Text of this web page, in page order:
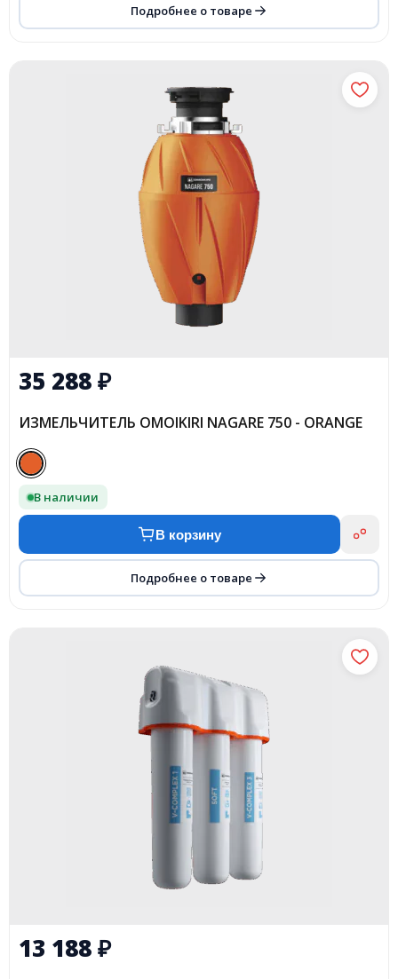
Подробнее о товаре
35 288₽
ИЗМЕЛЬЧИТЕЛЬ OMOIKIRI NAGARE 750 - ORANGE
В наличии
В корзину
Подробнее о товаре
13 188₽